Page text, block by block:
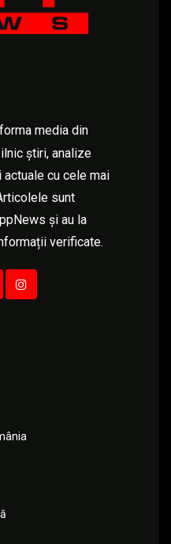
media din
știri, analize
cu cele mai
sunt
și au la
verificate.